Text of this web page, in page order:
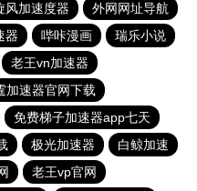
风加速度器
外网网址导航
器 哔咔漫画
瑞乐小说
老王vn加速器
加速器官网下载
免费梯子加速器app七天
极光加速器
白鲸加速
老王vp官网